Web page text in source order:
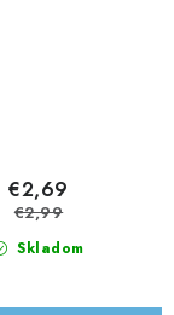
Skladom
€2,69
€2,99